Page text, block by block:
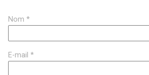
Nom *
E-mail *